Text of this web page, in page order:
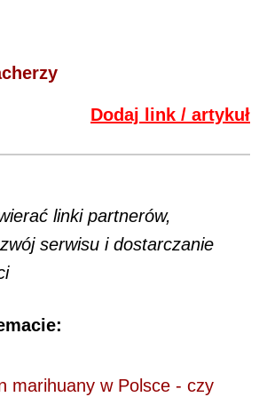
Dodaj link / artykuł
linki partnerów,
serwisu i dostarczanie
marihuany w Polsce - czy